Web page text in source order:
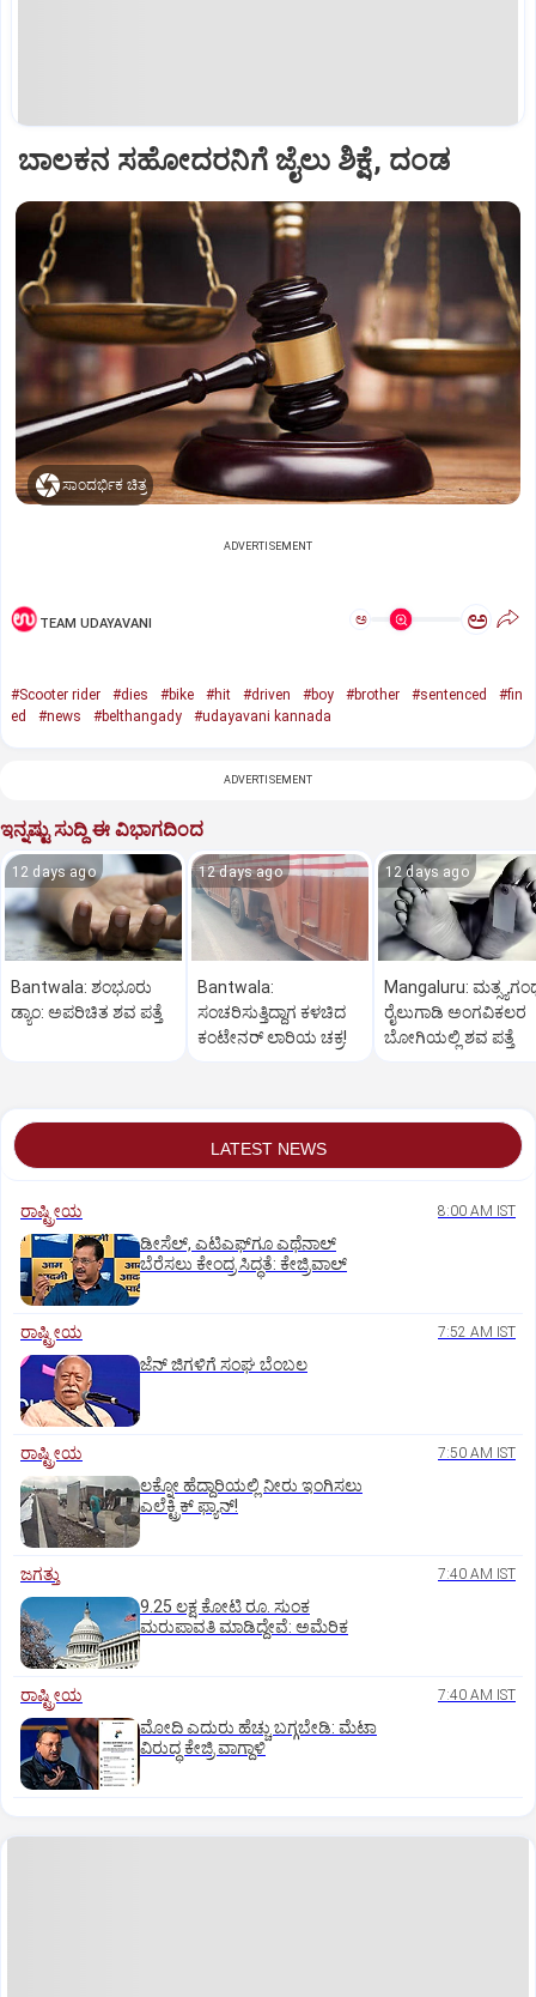
ಬಾಲಕನ ಸಹೋದರನಿಗೆ ಜೈಲು ಶಿಕ್ಷೆ, ದಂಡ
ಸಾಂದರ್ಭಿಕ ಚಿತ್ರ
ADVERTISEMENT
TEAM UDAYAVANI ಅ ಅ
#Scooter rider #dies #bike #hit #driven #boy #brother #sentenced
#fin
ed
#news #belthangady #udayavani kannada
ADVERTISEMENT
ಇನ್ನಷ್ಟು ಸುದ್ದಿ ಈ ವಿಭಾಗದಿಂದ
12 days ago
Bantwala: ಶಂಭೂರು
ಡ್ಯಾಂ: ಅಪರಿಚಿತ ಶವ ಪತ್ತೆ
12 days ago
Bantwala:
ಸಂಚರಿಸುತ್ತಿದ್ದಾಗ ಕಳಚಿದ
ಕಂಟೇನರ್ ಲಾರಿಯ ಚಕ್ರ!
12 days ago
Mangaluru:
ರೈಲುಗಾಡಿ ಅಂಗವಿಕಲರ
ಬೋಗಿಯಲ್ಲಿ ಶವ ಪತ್ತೆ
LATEST NEWS
ರಾಷ್ಟ್ರೀಯ 8:00 AM IST
ಡೀಸೆಲ್‌, ಎಟಿಎಫ್‌ಗೂ ಎಥೆನಾಲ್‌
ಬೆರೆಸಲು ಕೇಂದ್ರ ಸಿದ್ಧತೆ: ಕೇಜ್ರಿವಾಲ್‌
ರಾಷ್ಟ್ರೀಯ 7:52 AM IST
ಜೆನ್‌ ಜಿಗಳಿಗೆ ಸಂಘ ಬೆಂಬಲ
ರಾಷ್ಟ್ರೀಯ 7:50 AM IST
ಲಕ್ನೋ ಹೆದ್ದಾರಿಯಲ್ಲಿ ನೀರು ಇಂಗಿಸಲು
ಎಲೆಕ್ಟ್ರಿಕ್‌ ಫ್ಯಾನ್‌!
ಜಗತ್ತು 7:40 AM IST
9.25 ಲಕ್ಷ ಕೋಟಿ ರೂ. ಸುಂಕ
ಮರುಪಾವತಿ ಮಾಡಿದ್ದೇವೆ: ಅಮೆರಿಕ
ರಾಷ್ಟ್ರೀಯ 7:40 AM IST
ಮೋದಿ ಎದುರು ಹೆಚ್ಚು ಬಗ್ಗಬೇಡಿ: ಮೆಟಾ
ವಿರುದ್ಧ ಕೇಜ್ರಿ ವಾಗ್ದಾಳಿ